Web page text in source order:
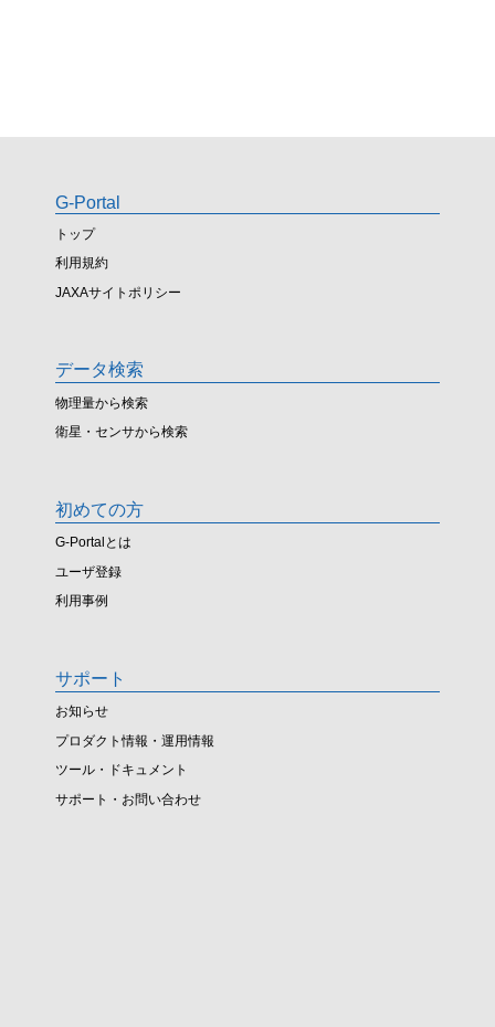
G-Portal
トップ
利用規約
JAXAサイトポリシー
データ検索
物理量から検索
衛星・センサから検索
初めての方
G-Portalとは
ユーザ登録
利用事例
サポート
お知らせ
プロダクト情報・運用情報
ツール・ドキュメント
サポート・お問い合わせ